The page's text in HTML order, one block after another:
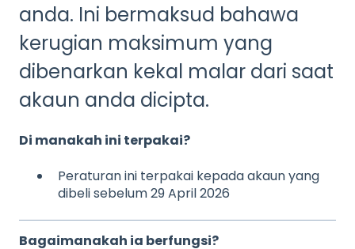
anda. Ini bermaksud bahawa
kerugian maksimum yang
dibenarkan kekal malar dari saat
akaun anda dicipta.
Di manakah ini terpakai?
Peraturan ini terpakai kepada akaun yang
dibeli sebelum 29 April 2026
Bagaimanakah ia berfungsi?